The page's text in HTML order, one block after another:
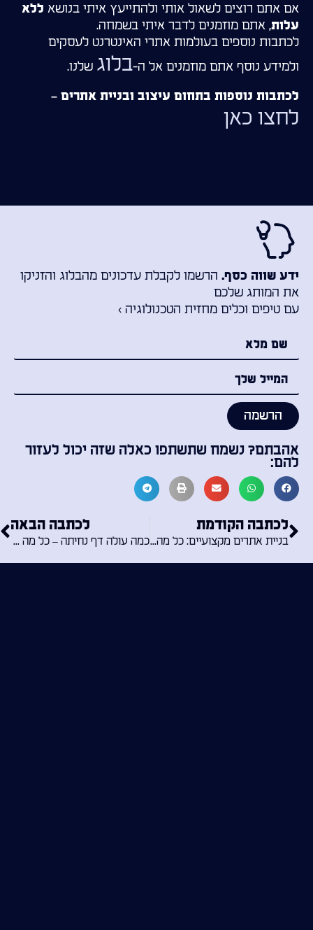
אם אתם רוצים לשאול אותי ולהתייעץ איתי בנושא ללא
עלות, אתם מוזמנים לדבר איתי בשמחה.
לכתבות נוספים בעולמות אתרי האינטרנט לעסקים
ולמידע נוסף אתם מוזמנים אל ה-בלוג שלנו.
לכתבות נוספות בתחום עיצוב ובניית אתרים –
לחצו כאן
ידע שווה כסף. הרשמו לקבלת עדכונים מהבלוג והזניקו
את המותג שלכם
עם טיפים וכלים מחזית הטכנולוגיה ›
הרשמה
אהבתם? נשמח שתשתפו כאלה שזה יכול לעזור
להם:
לכתבה הקודמת
בניית אתרים מקצועיים: כל מה שאתם צריכים לדעת
לכתבה הבאה
כמה עולה דף נחיתה – כל מה שאתם צריכים לדעת